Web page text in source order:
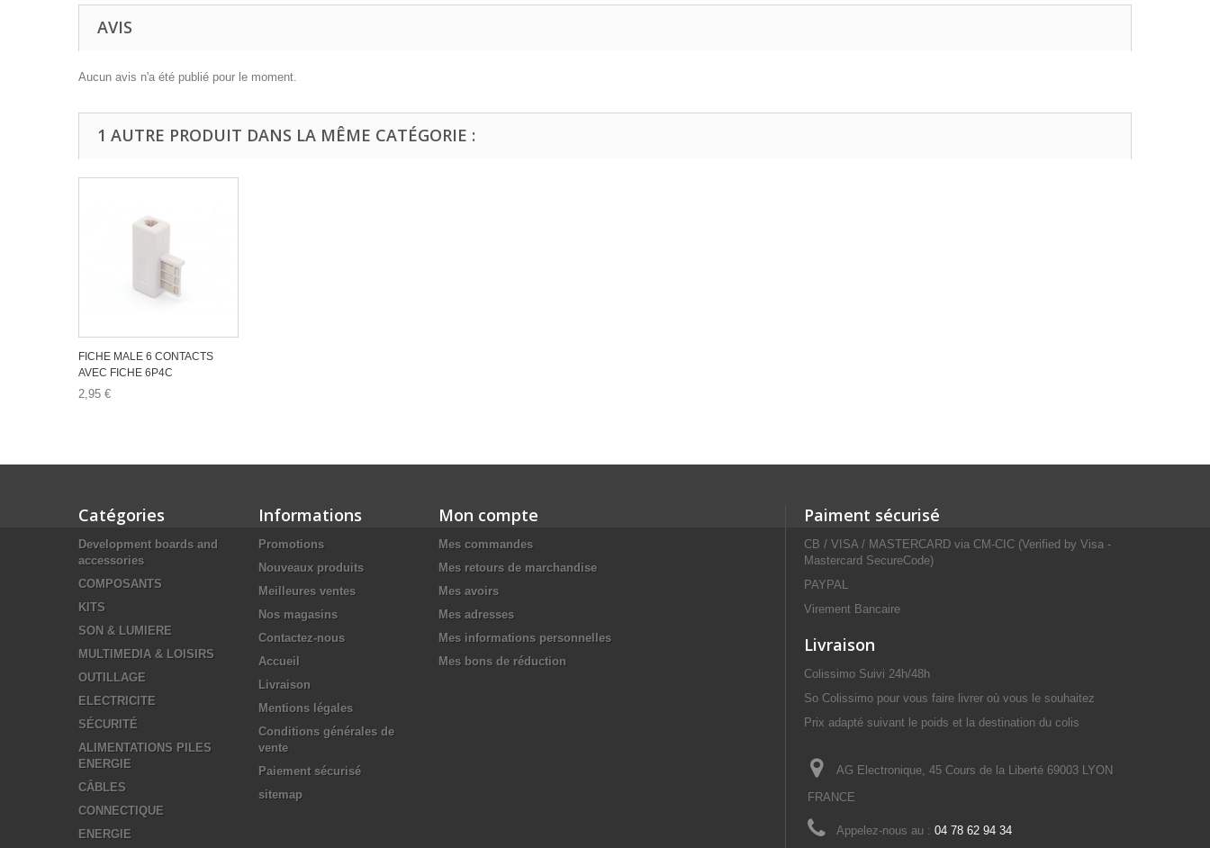
AVIS
Aucun avis n'a été publié pour le moment.
1 AUTRE PRODUIT DANS LA MÊME CATÉGORIE :
FICHE MALE 6 CONTACTS
AVEC FICHE 6P4C
2,95 €
Catégories
Development boards and
accessories
COMPOSANTS
KITS
SON & LUMIERE
MULTIMEDIA & LOISIRS
OUTILLAGE
ELECTRICITE
SÉCURITÉ
ALIMENTATIONS PILES
ENERGIE
CÂBLES
CONNECTIQUE
ENERGIE
Informations
Promotions
Nouveaux produits
Meilleures ventes
Nos magasins
Contactez-nous
Accueil
Livraison
Mentions légales
Conditions générales de
vente
Paiement sécurisé
sitemap
Mon compte
Mes commandes
Mes retours de marchandise
Mes avoirs
Mes adresses
Mes informations personnelles
Mes bons de réduction
Paiment sécurisé
CB / VISA / MASTERCARD via CM-CIC (Verified by Visa -
Mastercard SecureCode)
PAYPAL
Virement Bancaire
Livraison
Colissimo Suivi 24h/48h
So Colissimo pour vous faire livrer où vous le souhaitez
Prix adapté suivant le poids et la destination du colis
AG Electronique, 45 Cours de la Liberté 69003 LYON
FRANCE
Appelez-nous au : 04 78 62 94 34